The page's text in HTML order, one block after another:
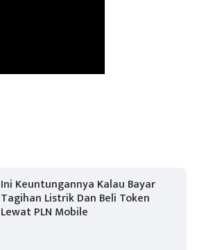
Ini Keuntungannya Kalau Bayar
Tagihan Listrik Dan Beli Token
Lewat PLN Mobile